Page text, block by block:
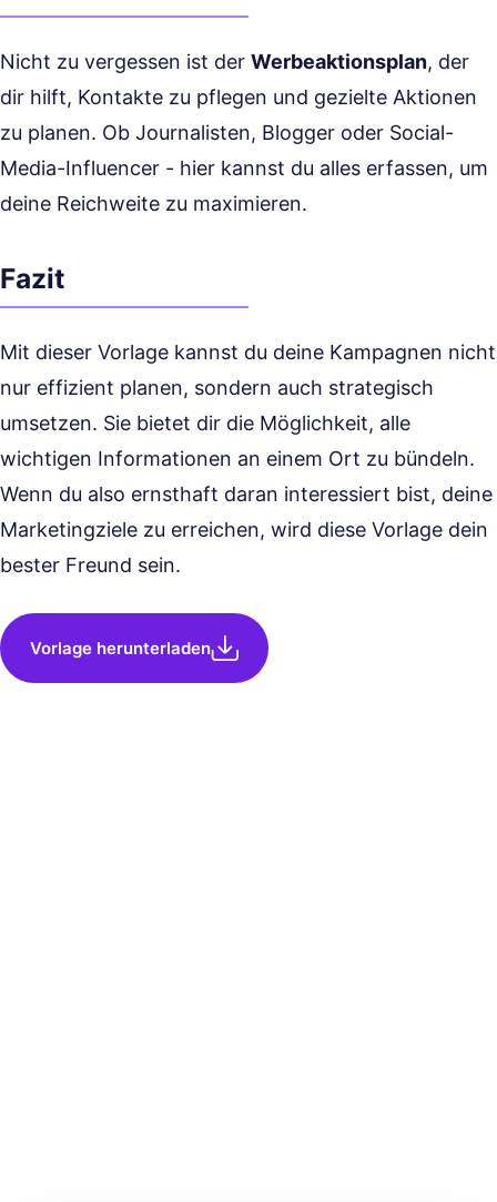
Nicht zu vergessen ist der Werbeaktionsplan, der
dir hilft, Kontakte zu pflegen und gezielte Aktionen
zu planen. Ob Journalisten, Blogger oder Social-
Media-Influencer - hier kannst du alles erfassen, um
deine Reichweite zu maximieren.
Fazit
Mit dieser Vorlage kannst du deine Kampagnen nicht
nur effizient planen, sondern auch strategisch
umsetzen. Sie bietet dir die Möglichkeit, alle
wichtigen Informationen an einem Ort zu bündeln.
Wenn du also ernsthaft daran interessiert bist, deine
Marketingziele zu erreichen, wird diese Vorlage dein
bester Freund sein.
Vorlage herunterladen